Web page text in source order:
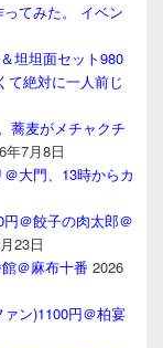
てみた。 イベン
坦坦面セット980
て絶対に一人前じ
蕎麦がメチャクチ
年7月8日
大門、13時からカ
＠餃子の肉太郎＠
23日
＠麻布十番 2026
ン)1100円＠柏宴